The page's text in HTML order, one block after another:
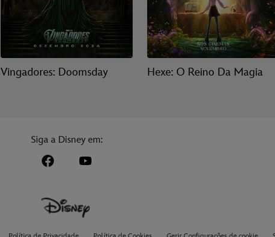
Vingadores: Doomsday Hexe: O Reino Da Magia
Siga a Disney em: